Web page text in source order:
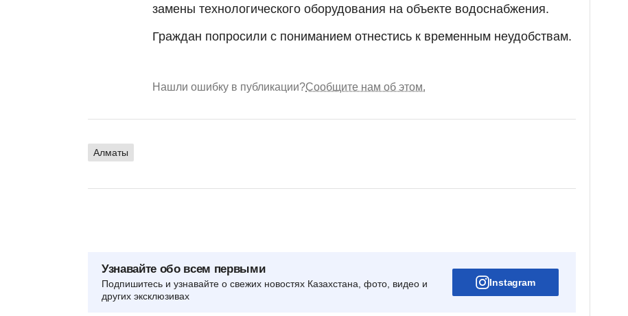
замены технологического оборудования на объекте водоснабжения.
Граждан попросили с пониманием отнестись к временным неудобствам.
Нашли ошибку в публикации?Сообщите нам об этом.
Алматы
Узнавайте обо всем первыми
Подпишитесь и узнавайте о свежих новостях Казахстана, фото, видео и
других эксклюзивах
Instagram